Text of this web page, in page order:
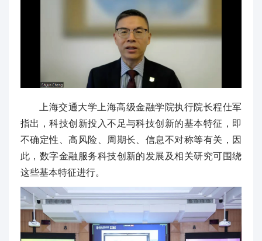
上海交通大学上海高级金融学院执行院长程仕军
指出，科技创新投入不足与科技创新的基本特征，即
不确定性、高风险、周期长、信息不对称等有关，因
此，数字金融服务科技创新的发展及相关研究可围绕
这些基本特征进行。